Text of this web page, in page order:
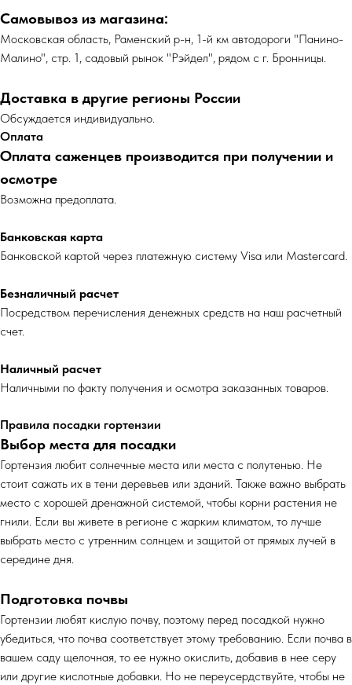
Самовывоз из магазина:
Московская область, Раменский р-н, 1-й км автодороги "Панино-
Малино", стр. 1, садовый рынок "Рэйдел", рядом с г. Бронницы.
Доставка в другие регионы России
Обсуждается индивидуально.
Оплата
Оплата саженцев производится при получении и
осмотре
Возможна предоплата.
Банковская карта
Банковской картой через платежную систему Visa или Mastercard.
Безналичный расчет
Посредством перечисления денежных средств на наш расчетный
счет.
Наличный расчет
Наличными по факту получения и осмотра заказанных товаров.
Правила посадки гортензии
Выбор места для посадки
Гортензия любит солнечные места или места с полутенью. Не
стоит сажать их в тени деревьев или зданий. Также важно выбрать
место с хорошей дренажной системой, чтобы корни растения не
гнили. Если вы живете в регионе с жарким климатом, то лучше
выбрать место с утренним солнцем и защитой от прямых лучей в
середине дня.
Подготовка почвы
Гортензии любят кислую почву, поэтому перед посадкой нужно
убедиться, что почва соответствует этому требованию. Если почва в
вашем саду щелочная, то ее нужно окислить, добавив в нее серу
или другие кислотные добавки. Но не переусердствуйте, чтобы не